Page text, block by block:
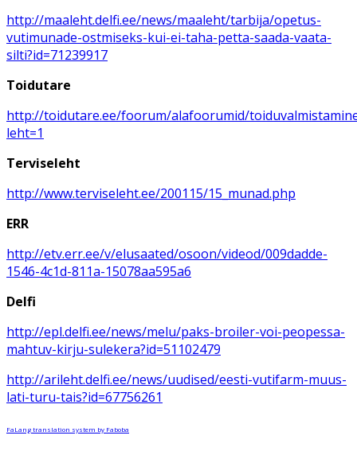
http://maaleht.delfi.ee/news/maaleht/tarbija/opetus-
vutimunade-ostmiseks-kui-ei-taha-petta-saada-vaata-
silti?id=71239917
Toidutare
http://toidutare.ee/foorum/alafoorumid/
leht=1
Terviseleht
http://www.terviseleht.ee/200115/15_munad.php
ERR
http://etv.err.ee/v/elusaated/osoon/videod/009dadde-
1546-4c1d-811a-15078aa595a6
Delfi
http://epl.delfi.ee/news/melu/paks-broiler-voi-peopessa-
mahtuv-kirju-sulekera?id=51102479
http://arileht.delfi.ee/news/uudised/eesti-vutifarm-muus-
lati-turu-tais?id=67756261
FaLang translation system by Faboba